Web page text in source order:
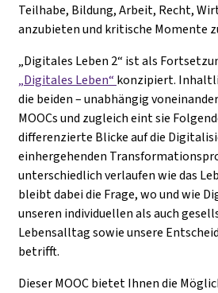
Teilhabe, Bildung, Arbeit, Recht,
anzubieten und kritische Momente
„Digitales Leben 2“ ist als
„Digitales Leben“ konzipiert.
die beiden – unabhängig
MOOCs und zugleich eint sie
differenzierte Blicke auf die
einhergehenden
unterschiedlich verlaufen wie das
bleibt dabei die Frage, wo und wie
unseren individuellen als auch
Lebensalltag sowie unsere
betrifft.
Dieser MOOC bietet Ihnen die